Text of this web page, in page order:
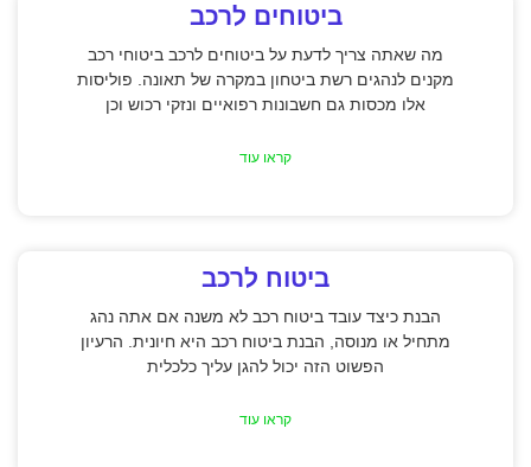
ביטוחים לרכב
מה שאתה צריך לדעת על ביטוחים לרכב ביטוחי רכב
מקנים לנהגים רשת ביטחון במקרה של תאונה. פוליסות
אלו מכסות גם חשבונות רפואיים ונזקי רכוש וכן
קראו עוד
ביטוח לרכב
הבנת כיצד עובד ביטוח רכב לא משנה אם אתה נהג
מתחיל או מנוסה, הבנת ביטוח רכב היא חיונית. הרעיון
הפשוט הזה יכול להגן עליך כלכלית
קראו עוד